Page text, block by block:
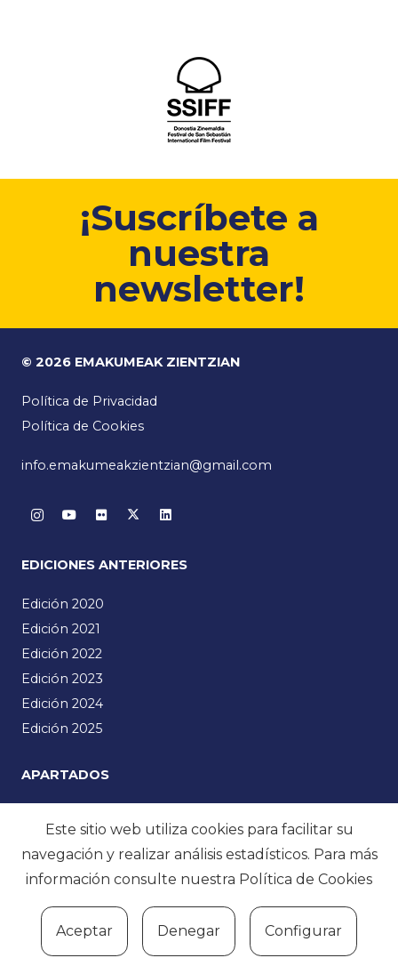
¡Suscríbete a
nuestra
newsletter!
© 2026 EMAKUMEAK ZIENTZIAN
Política de Privacidad
Política de Cookies
info.emakumeakzientzian@gmail.com
EDICIONES ANTERIORES
Edición 2020
Edición 2021
Edición 2022
Edición 2023
Edición 2024
Edición 2025
APARTADOS
Manifiesto
Noticias
Programa
Multimedia
Este sitio web utiliza cookies para facilitar su
navegación y realizar análisis estadísticos. Para más
información consulte nuestra Política de Cookies
Aceptar Denegar Configurar